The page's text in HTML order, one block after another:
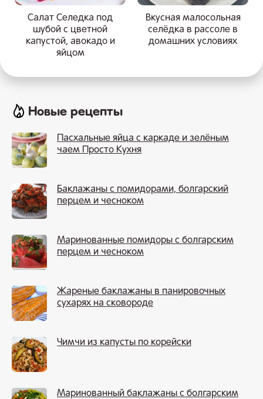
Салат Селедка под
шубой с цветной
капустой, авокадо и
яйцом
Вкусная малосольная
селёдка в рассоле в
домашних условиях
Новые рецепты
Пасхальные яйца с каркаде и зелёным
чаем Просто Кухня
Баклажаны с помидорами, болгарский
перцем и чесноком
Маринованные помидоры с болгарским
перцем и чесноком
Жареные баклажаны в панировочных
сухарях на сковороде
Чимчи из капусты по корейски
Маринованный баклажаны с болгарским